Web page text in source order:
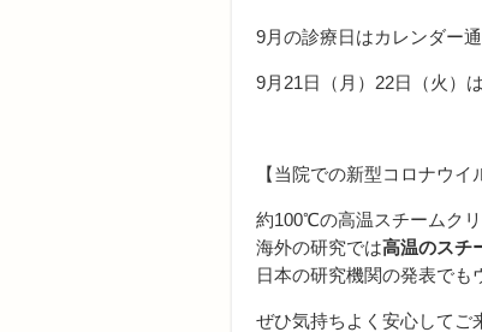
9月の診療日はカレンダー通
9月21日（月）22日（火）
【当院での新型コロナウイ
約100℃の高温スチームクリ
海外の研究では高温のスチ
日本の研究機関の発表でも
ぜひ気持ちよく安心してご